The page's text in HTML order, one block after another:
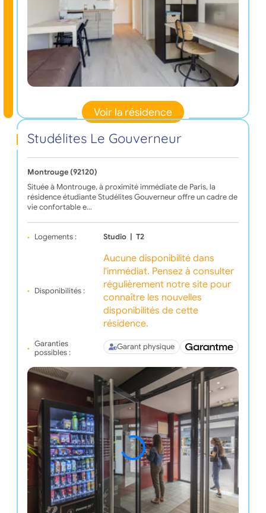
Voir la résidence
Studélites Le Gouverneur
Montrouge (92120)
Située à Montrouge, à proximité immédiate de Paris, la
résidence étudiante Studélites Gouverneur offre un cadre de
vie confortable e…
Logements : Studio T2
Disponibilités :
Aucune disponibilité dans
l'immédiat. Pensez à consulter
régulièrement notre site pour
connaître les nouvelles
disponibilités de cette
résidence.
Garanties
possibles :
Garant physique